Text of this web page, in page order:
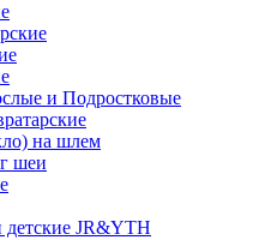
и Подростковые
на шлем
шеи
JR&YTH